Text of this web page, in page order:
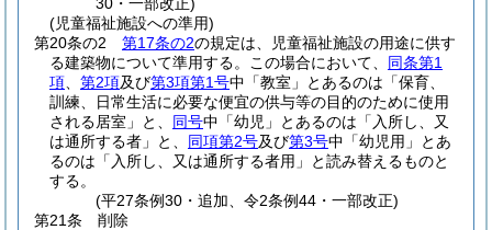
(児童福祉施設への準用)
第20条の2
第17条の2の規定は、児童福祉施設の用途に供す
る建築物について準用する。
この場合において、 同条第1
項
第2項及び第3項第1号中「教室」とあるのは「保育、
訓練、日常生活に必要な便宜の供与等の目的のために使用
される居室」と、 同号中「幼児」とあるのは「入所し、又
は通所する者」と、 同項第2号及び第3号中「幼児用」とあ
るのは「入所し、又は通所する者用」と読み替えるものと
する。
(平27条例30・追加、令2条例44・一部改正)
第21条
削除